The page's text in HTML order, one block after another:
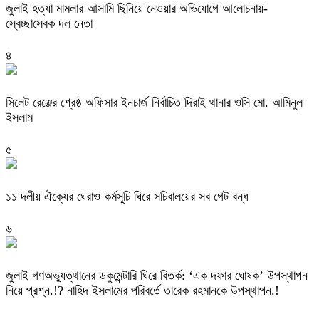
জুলাই হত্যা মামলার আসামি ছিনিয়ে নেওয়ার অভিযোগে আলোচনায়-
স্বেচ্ছাসেবক দল নেতা
৪
‎সিলেট রেঞ্জের শ্রেষ্ঠ অফিসার ইনচার্জ নির্বাচিত দিরাই থানার ওসি মো. আমিনুল
ইসলাম
৫
‎১১ দলীয় ঐক্যের ঘেরাও কর্মসূচি ঘিরে সচিবালয়ের সব গেট বন্ধ
৬
‎জুলাই গণঅভ্যুত্থানের ডকুমেন্টারি ঘিরে বিতর্ক: ‘এক দফার ঘোষক’ উপস্থাপন
নিয়ে প্রশ্ন.!? নাহিদ ইসলামের পরিবর্তে তারেক রহমানকে উপস্থাপন.!